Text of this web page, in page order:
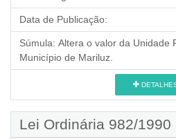
Data de Publicação:
Súmula: Altera o valor da Unidade
Município de Mariluz.
Lei Ordinária 982/1990